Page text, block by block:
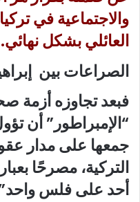
والاجتماعية في
العائلي بشكل نهائي.
الصراعات بين
فبعد تجاوزه أزمة
“الإمبراطور” أن
جمعها على مدار
التركية، مصرحًا
أحد على فلس